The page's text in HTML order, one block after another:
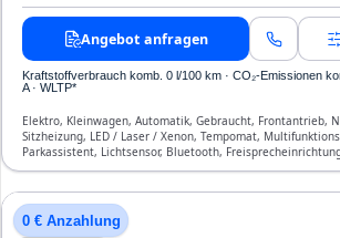
Angebot anfragen
Kraftstoffverbrauch komb. 0 l/100 km · CO₂-Emissionen
A · WLTP*
Elektro, Kleinwagen, Automatik, Gebraucht, Frontantrieb,
Sitzheizung, LED / Laser / Xenon, Tempomat,
Parkassistent, Lichtsensor, Bluetooth,
Erkennung, ESP, ABS, Klimaautomatik, Front-, Seiten- und
0 € Anzahlung